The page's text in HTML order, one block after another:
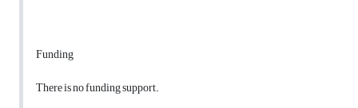
Funding
There is no funding support.